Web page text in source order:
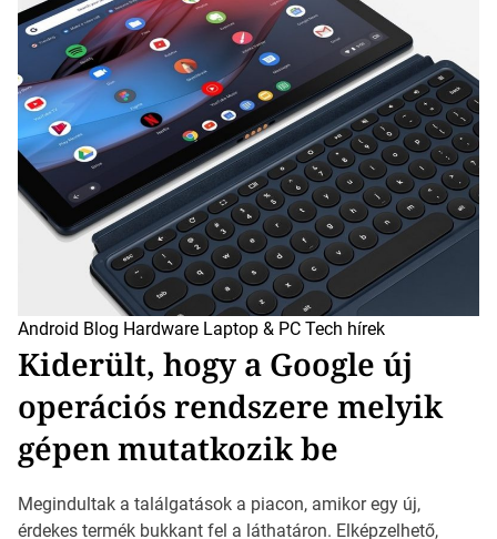
Android Blog Hardware Laptop & PC Tech hírek
Kiderült, hogy a Google új
operációs rendszere melyik
gépen mutatkozik be
Megindultak a találgatások a piacon, amikor egy új,
érdekes termék bukkant fel a láthatáron. Elképzelhető,